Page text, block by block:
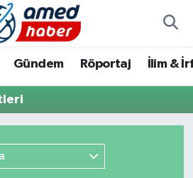
Gündem Röportaj İlim &
Durumu
Vakitleri
Yoğunluk Haritası